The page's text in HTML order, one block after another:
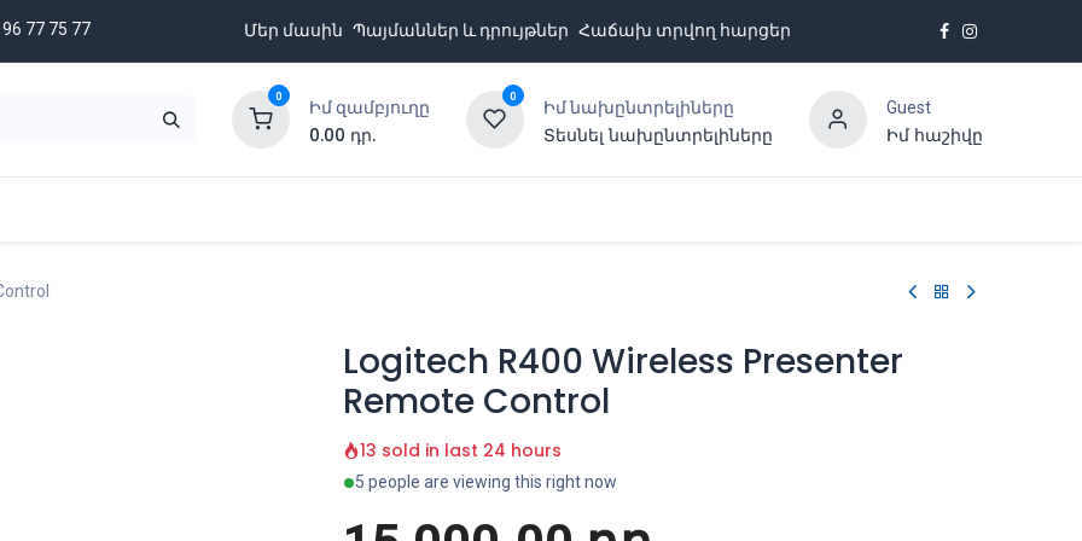
77 75 77 Մեր մասին Պայմաններ և դրույթներ Հաճախ տրվող հարցեր
0
Իմ զամբյուղը
0.00 դր.
0
Իմ նախընտրելիները
Տեսնել նախընտրելիները
Guest
Իմ հաշիվը
Logitech R400 Wireless Presenter
Remote Control
13 sold in last 24 hours
5 people are viewing this right now